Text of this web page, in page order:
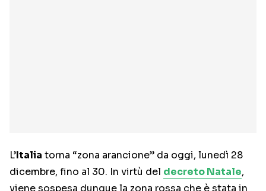
L’Italia torna “zona arancione” da oggi, lunedì 28
dicembre, fino al 30. In virtù del decreto Natale,
viene sospesa dunque la zona rossa che è stata in